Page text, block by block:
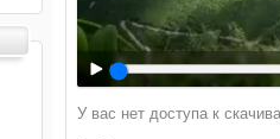
У вас нет доступа к